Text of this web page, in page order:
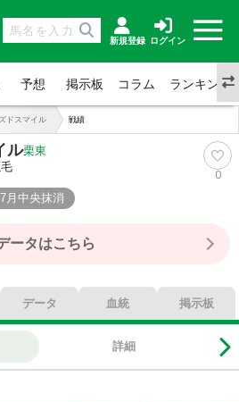
新規登録 ログイン
予想 掲示板 コラム ランキング
ドスマイル 戦績
ル栗東
0
月中央抹消
0-0-0-8
0%
0%
ータはこちら
データ 血統 掲示板
詳細